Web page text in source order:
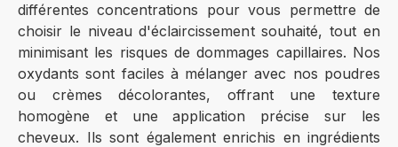
différentes concentrations pour vous permettre de
choisir le niveau d'éclaircissement souhaité, tout en
minimisant les risques de dommages capillaires. Nos
oxydants sont faciles à mélanger avec nos poudres
ou crèmes décolorantes, offrant une texture
homogène et une application précise sur les
cheveux. Ils sont également enrichis en ingrédients